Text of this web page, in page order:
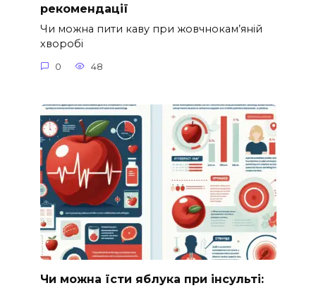
рекомендації
Чи можна пити каву при жовчнокам’яній
хворобі
0 48
Чи можна їсти яблука при інсульті: